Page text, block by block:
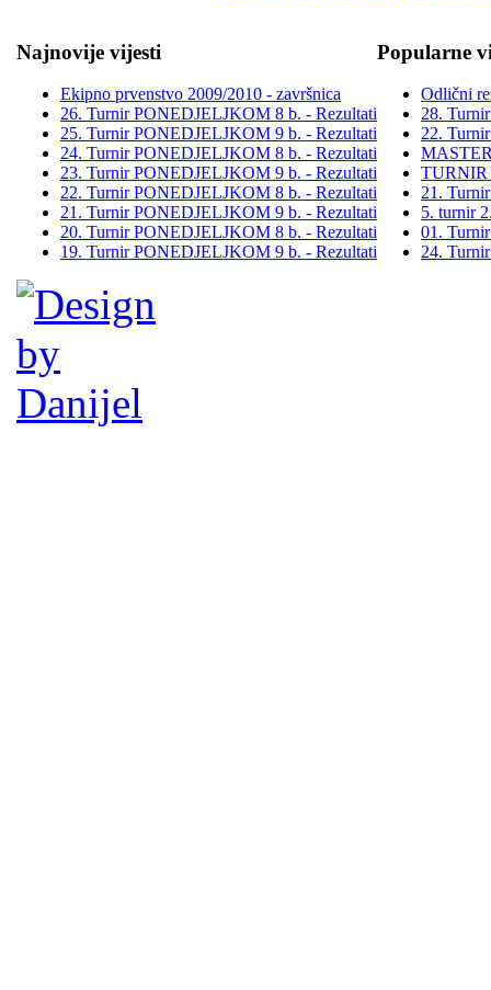
Najnovije vijesti
Ekipno prvenstvo 2009/2010 - završnica
26. Turnir PONEDJELJKOM 8 b. - Rezultati
25. Turnir PONEDJELJKOM 9 b. - Rezultati
24. Turnir PONEDJELJKOM 8 b. - Rezultati
23. Turnir PONEDJELJKOM 9 b. - Rezultati
22. Turnir PONEDJELJKOM 8 b. - Rezultati
21. Turnir PONEDJELJKOM 9 b. - Rezultati
20. Turnir PONEDJELJKOM 8 b. - Rezultati
19. Turnir PONEDJELJKOM 9 b. - Rezultati
Popularne
Odlični
28.
22.
TURNIR
21.
5. turnir
01.
24.